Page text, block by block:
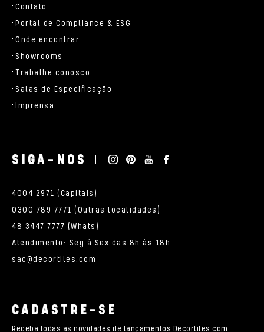
Contato
Portal de Compliance & ESG
Onde encontrar
Showrooms
Trabalhe conosco
Salas de Especificação
Imprensa
SIGA-NOS
4004 2971 (Capitais)
0300 789 7771 (Outras localidades)
48 3447 7777 (Whats)
Atendimento: Seg à Sex das 8h às 18h
sac@decortiles.com
CADASTRE-SE
Receba todas as novidades de lançamentos Decortiles com